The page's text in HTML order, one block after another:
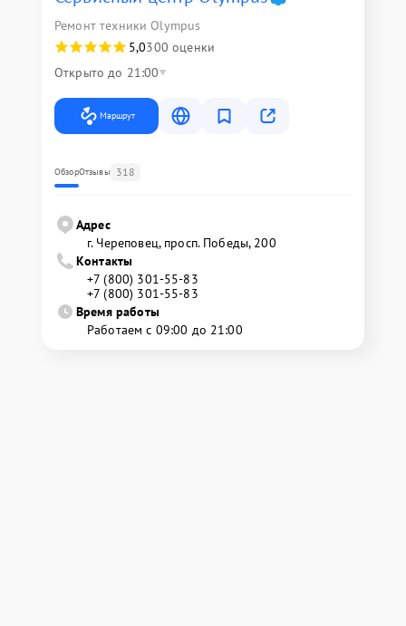
Ремонт техники Olympus
5,0300 оценки
Открыто до 21:00
Маршрут
ОбзорОтзывы 318
Адрес
г. Череповец, просп. Победы, 200
Контакты
+7 (800) 301-55-83
+7 (800) 301-55-83
Время работы
Работаем с 09:00 до 21:00